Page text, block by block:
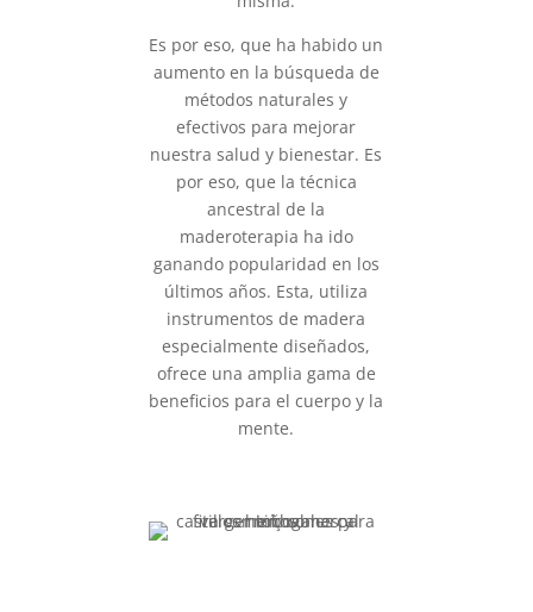
Es por eso, que ha habido un
aumento en la búsqueda de
métodos naturales y
efectivos para mejorar
nuestra salud y bienestar. Es
por eso, que la técnica
ancestral de la
maderoterapia ha ido
ganando popularidad en los
últimos años. Esta, utiliza
instrumentos de madera
especialmente diseñados,
ofrece una amplia gama de
beneficios para el cuerpo y la
mente.